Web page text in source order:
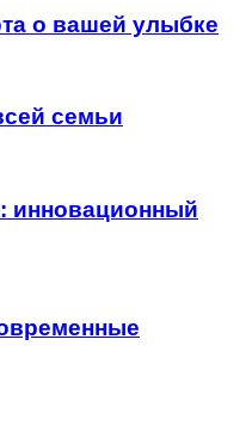
о вашей улыбке
семьи
инновационный